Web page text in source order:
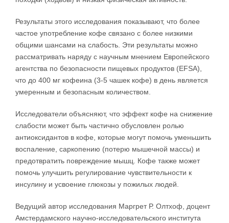
Результаты этого исследования показывают, что более
частое употребление кофе связано с более низкими
общими шансами на слабость. Эти результаты можно
рассматривать наряду с научным мнением Европейского
агентства по безопасности пищевых продуктов (EFSA),
что до 400 мг кофеина (3-5 чашек кофе) в день является
умеренным и безопасным количеством.
Исследователи объясняют, что эффект кофе на снижение
слабости может быть частично обусловлен ролью
антиоксидантов в кофе, которые могут помочь уменьшить
воспаление, саркопению (потерю мышечной массы) и
предотвратить повреждение мышц. Кофе также может
помочь улучшить регулирование чувствительности к
инсулину и усвоение глюкозы у пожилых людей.
Ведущий автор исследования Маргрет Р. Олтхоф, доцент
Амстердамского научно-исследовательского института